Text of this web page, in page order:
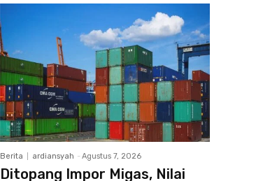
Berita ardiansyah - Agustus 7, 2026
Ditopang Impor Migas, Nilai